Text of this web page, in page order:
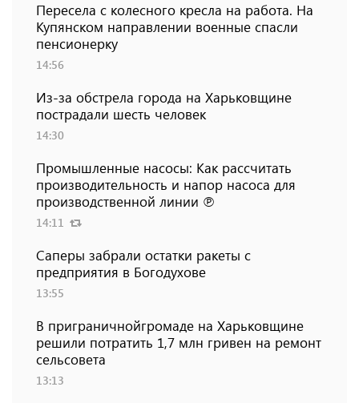
Пересела с колесного кресла на работа. На
Купянском направлении военные спасли
пенсионерку
14:56
Из-за обстрела города на Харьковщине
пострадали шесть человек
14:30
Промышленные насосы: Как рассчитать
производительность и напор насоса для
производственной линии ℗
14:11
Саперы забрали остатки ракеты с
предприятия в Богодухове
13:55
В приграничнойгромаде на Харьковщине
решили потратить 1,7 млн ​​гривен на ремонт
сельсовета
13:13